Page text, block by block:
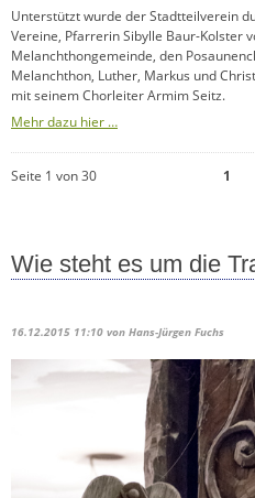
Unterstützt wurde der Stadtteilverein
Vereine, Pfarrerin Sibylle Baur-Kolster
Melanchthongemeinde, den
Melanchthon, Luther, Markus und
mit seinem Chorleiter Armim Seitz.
Mehr dazu hier …
Seite 1 von 30 1
Wie steht es um die
16.12.2015 11:10 von Hans-Jürgen Fuchs